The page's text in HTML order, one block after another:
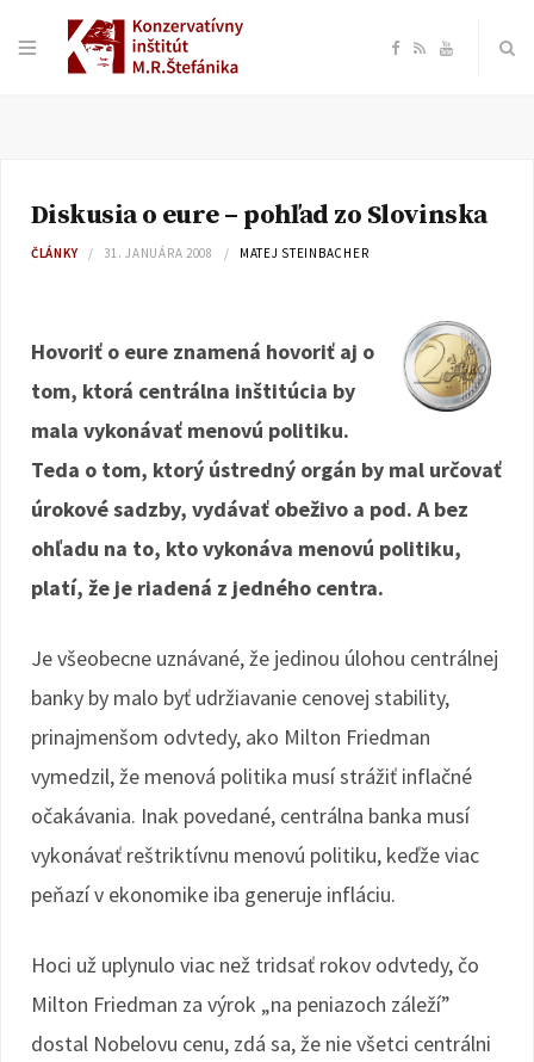
F
e
o
k
R Y
T
e
Diskusia o eure – pohľad zo Slovinska
ČLÁNKY 31. JANUÁRA 2008 MATEJ STEINBACHER
Hovoriť o eure znamená hovoriť aj o
tom, ktorá centrálna inštitúcia by
mala vykonávať menovú politiku.
Teda o tom, ktorý ústredný orgán by mal určovať
úrokové sadzby, vydávať obeživo a pod. A bez
ohľadu na to, kto vykonáva menovú politiku,
platí, že je riadená z jedného centra.
Je všeobecne uznávané, že jedinou úlohou centrálnej
banky by malo byť udržiavanie cenovej stability,
prinajmenšom odvtedy, ako Milton Friedman
vymedzil, že menová politika musí strážiť inflačné
očakávania. Inak povedané, centrálna banka musí
vykonávať reštriktívnu menovú politiku, keďže viac
peňazí v ekonomike iba generuje infláciu.
Hoci už uplynulo viac než tridsať rokov odvtedy, čo
Milton Friedman za výrok „na peniazoch záleží”
dostal Nobelovu cenu, zdá sa, že nie všetci centrálni